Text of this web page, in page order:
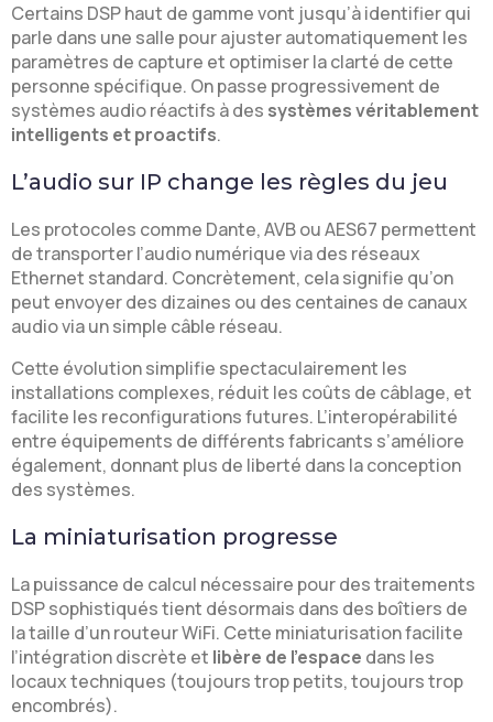
Certains DSP haut de gamme vont jusqu’à identifier qui
parle dans une salle pour ajuster automatiquement les
paramètres de capture et optimiser la clarté de cette
personne spécifique. On passe progressivement de
systèmes audio réactifs à des systèmes véritablement
intelligents et proactifs.
L’audio sur IP change les règles du jeu
Les protocoles comme Dante, AVB ou AES67 permettent
de transporter l’audio numérique via des réseaux
Ethernet standard. Concrètement, cela signifie qu’on
peut envoyer des dizaines ou des centaines de canaux
audio via un simple câble réseau.
Cette évolution simplifie spectaculairement les
installations complexes, réduit les coûts de câblage, et
facilite les reconfigurations futures. L’interopérabilité
entre équipements de différents fabricants s’améliore
également, donnant plus de liberté dans la conception
des systèmes.
La miniaturisation progresse
La puissance de calcul nécessaire pour des traitements
DSP sophistiqués tient désormais dans des boîtiers de
la taille d’un routeur WiFi. Cette miniaturisation facilite
l’intégration discrète et libère de l’espace dans les
locaux techniques (toujours trop petits, toujours trop
encombrés).